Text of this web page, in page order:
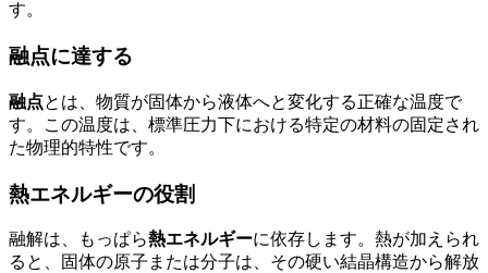
す。
融点に達する
融点とは、物質が固体から液体へと変化する正確な温度で
す。この温度は、標準圧力下における特定の材料の固定され
た物理的特性です。
熱エネルギーの役割
融解は、もっぱら熱エネルギーに依存します。熱が加えられ
ると、固体の原子または分子は、その硬い結晶構造から解放